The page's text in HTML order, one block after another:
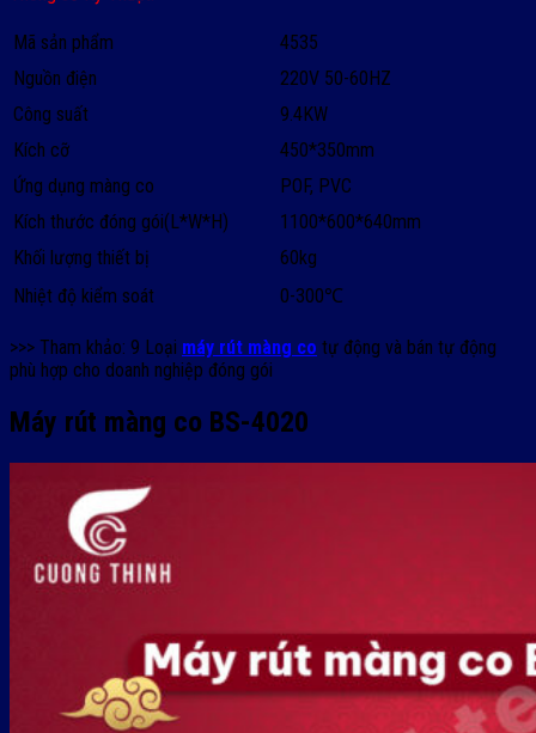
Mã sản phẩm
4535
Nguồn điện
220V 50-60HZ
Công suất
9.4KW
Kích cỡ
450*350mm
Ứng dụng màng co
POF, PVC
Kích thước đóng gói(L*W*H)
1100*600*640mm
Khối lượng thiết bị
60kg
Nhiệt độ kiểm soát
0-300℃
>>> Tham khảo: 9 Loại máy rút màng co tự động và bán tự động
phù hợp cho doanh nghiệp đóng gói
Máy rút màng co BS-4020